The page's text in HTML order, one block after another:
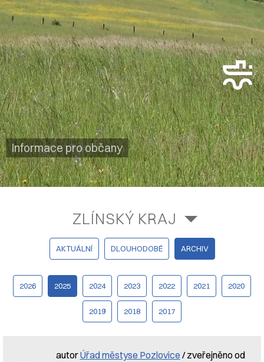
Informace pro občany
ZLÍNSKÝ KRAJ
AKTUÁLNÍ DLOUHODOBÉ ARCHIV
2026 2025 2024 2023 2022 2021 2020
2019 2018 2017
autorÚřad městyse Pozlovice / zveřejněno od